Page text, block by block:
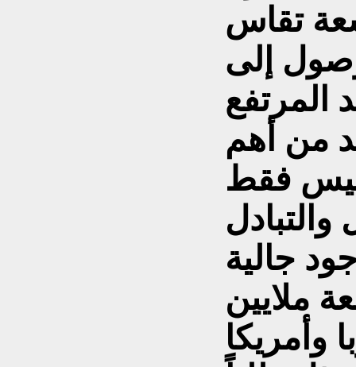
تقاس
إلى
المرتفع
من أهم
ليس فقط
جالية
ملايين
وأمريكا